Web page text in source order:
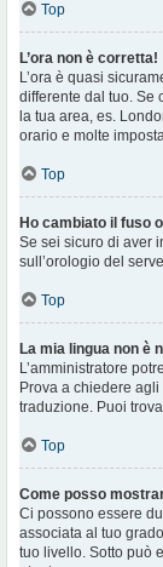
Top
L’ora non è corretta!
L’ora è quasi
differente dal tuo. Se
la tua area, es.
orario e molte
Top
Ho cambiato il fuso
Se sei sicuro di aver
sull’orologio del
Top
La mia lingua non è
L’amministratore
Prova a chiedere
traduzione. Puoi
Top
Come posso
Ci possono essere
associata al tuo
tuo livello. Sotto può